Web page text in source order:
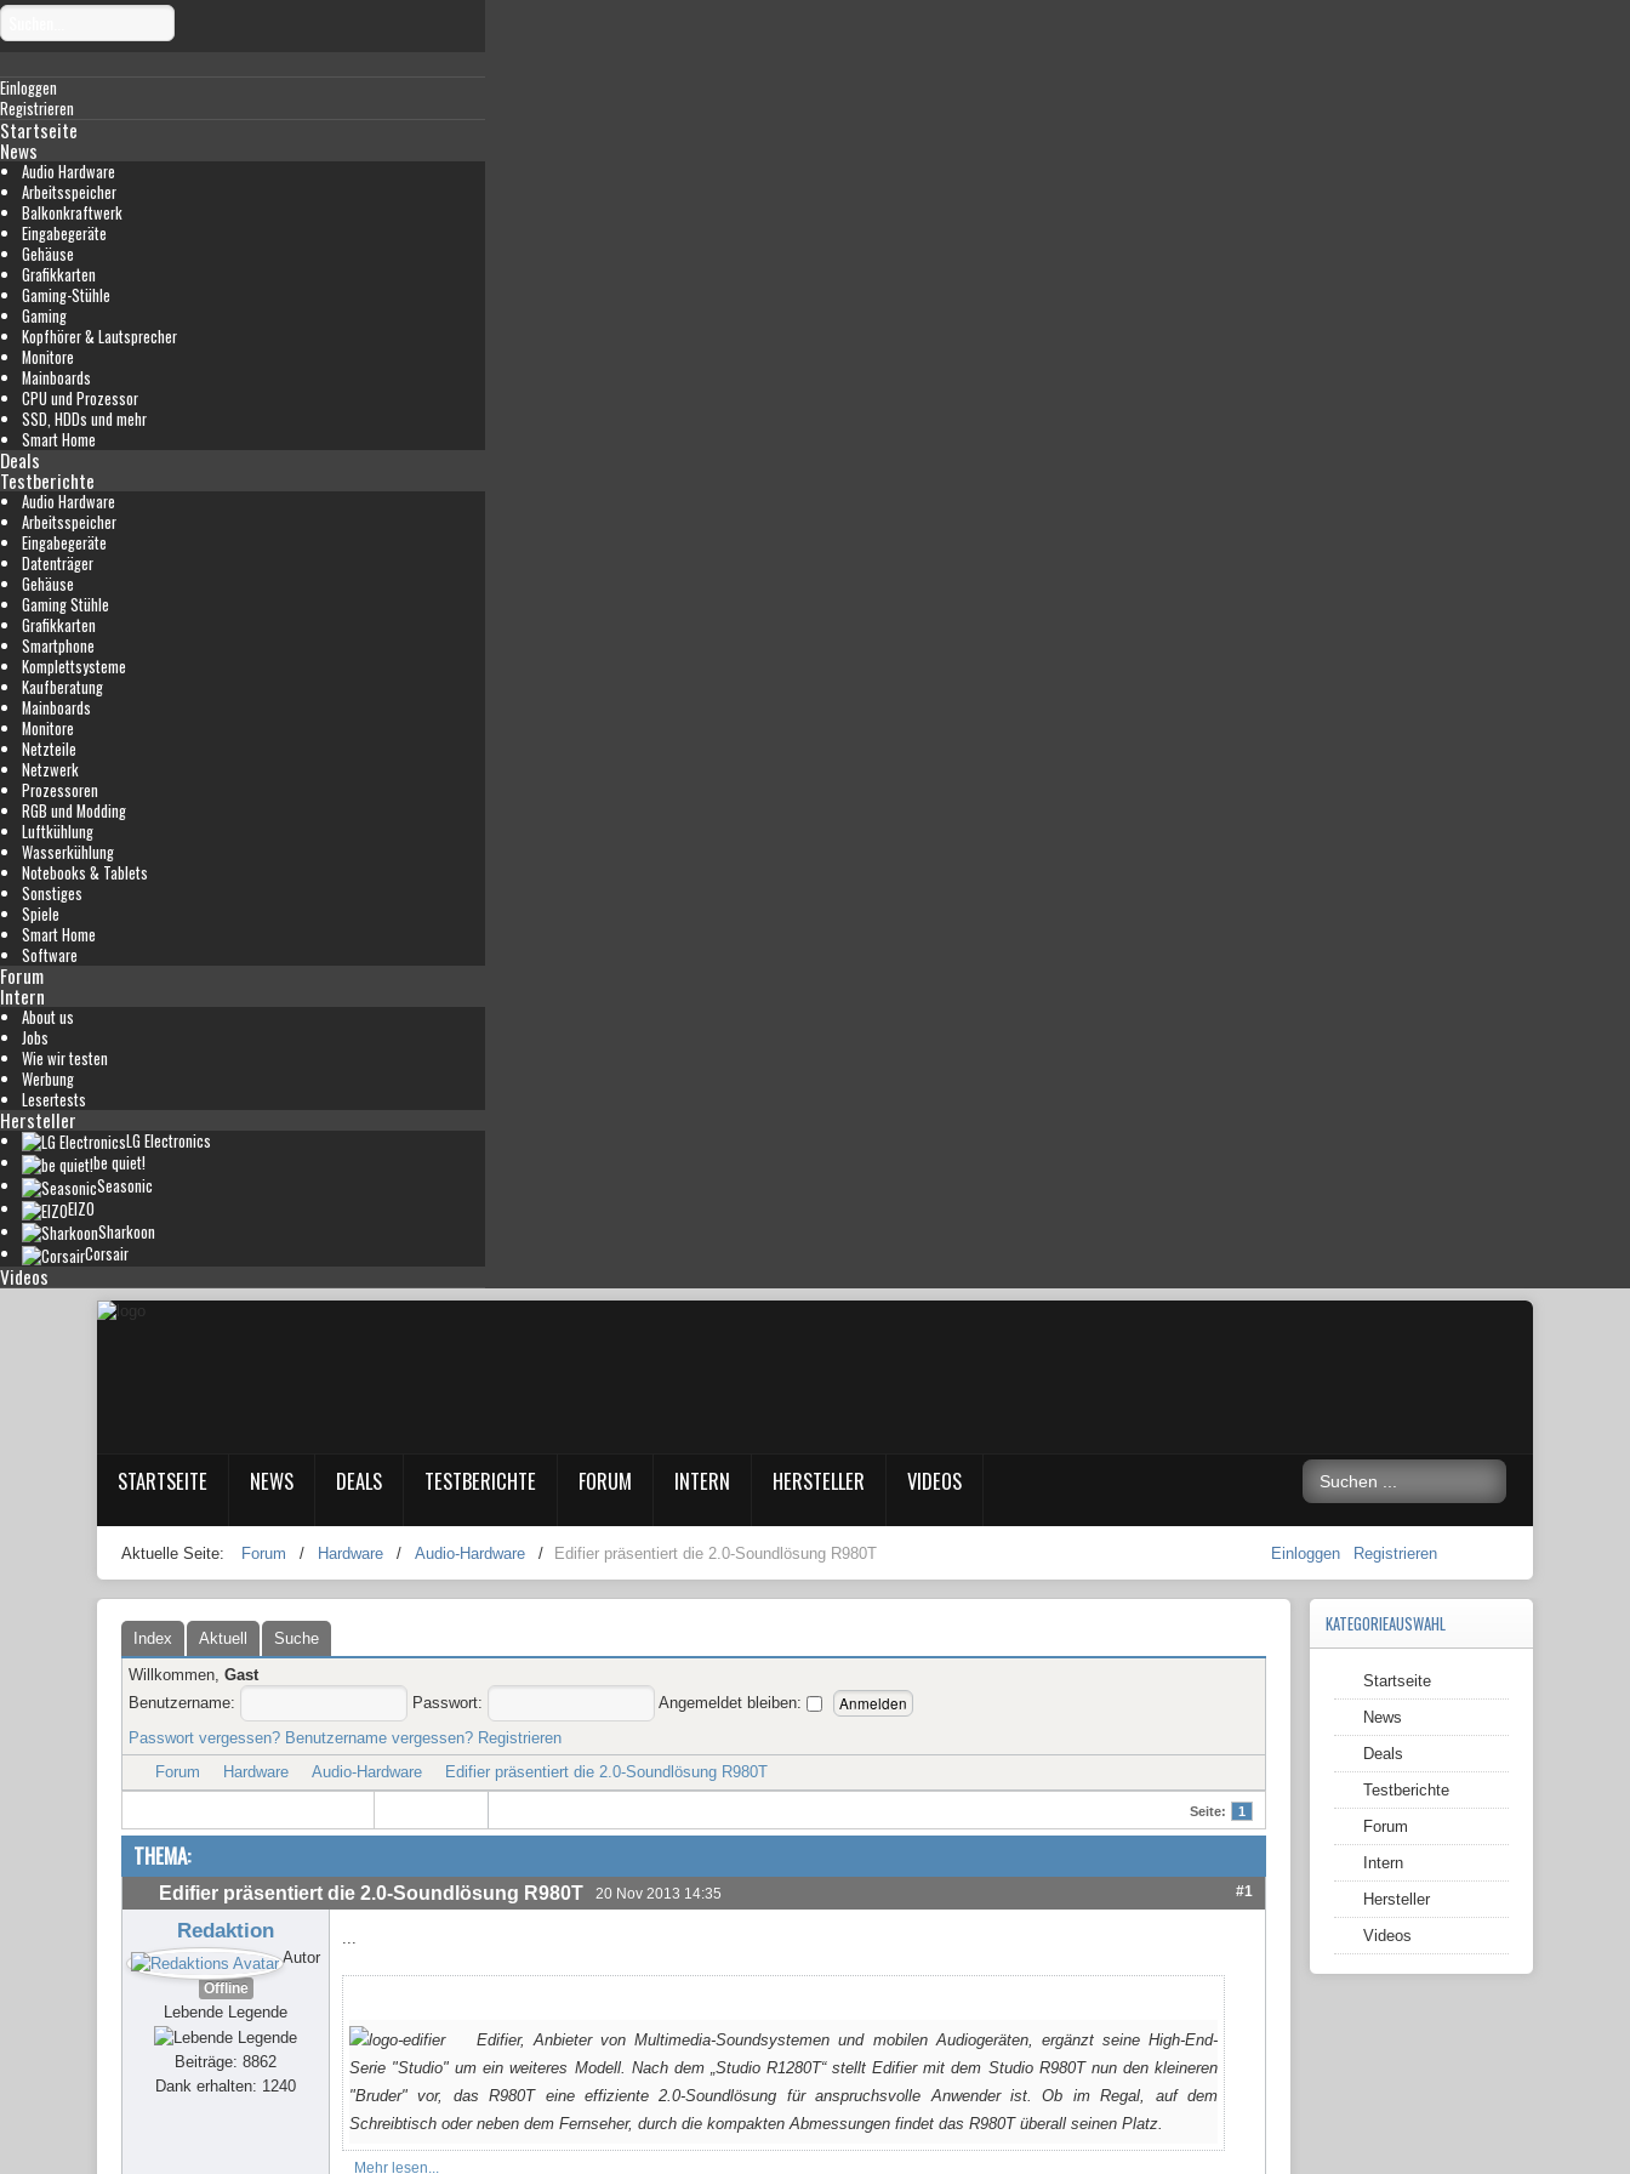
Einloggen
Registrieren
Startseite
News
Audio Hardware
Arbeitsspeicher
Balkonkraftwerk
Eingabegeräte
Gehäuse
Grafikkarten
Gaming-Stühle
Gaming
Kopfhörer & Lautsprecher
Monitore
Mainboards
CPU und Prozessor
SSD, HDDs und mehr
Smart Home
Deals
Testberichte
Audio Hardware
Arbeitsspeicher
Eingabegeräte
Datenträger
Gehäuse
Gaming Stühle
Grafikkarten
Smartphone
Komplettsysteme
Kaufberatung
Mainboards
Monitore
Netzteile
Netzwerk
Prozessoren
RGB und Modding
Luftkühlung
Wasserkühlung
Notebooks & Tablets
Sonstiges
Spiele
Smart Home
Software
Forum
Intern
About us
Jobs
Wie wir testen
Werbung
Lesertests
Hersteller
LG Electronics
be quiet!
Seasonic
EIZO
Sharkoon
Corsair
Videos
STARTSEITE NEWS DEALS TESTBERICHTE FORUM INTERN HERSTELLER VIDEOS
Aktuelle Seite: Forum / Hardware / Audio-Hardware / Edifier präsentiert die 2.0-Soundlösung R980T Einloggen Registrieren
Index Aktuell
Suche
Willkommen, Gast
Benutzername:
Passwort:
Angemeldet bleiben:
Passwort vergessen? Benutzername vergessen? Registrieren
Forum
Hardware Audio-Hardware Edifier präsentiert die 2.0-Soundlösung R980T
Seite: 1
THEMA:
Edifier präsentiert die 2.0-Soundlösung R980T 20 Nov 2013 14:35 #1
Redaktion
Autor
Offline
Lebende Legende
Beiträge: 8862
Dank erhalten: 1240
...
Edifier, Anbieter von Multimedia-Soundsystemen und mobilen Audiogeräten, ergänzt seine High-End-
Serie "Studio" um ein weiteres Modell. Nach dem „Studio R1280T“ stellt Edifier mit dem Studio R980T nun den kleineren
"Bruder" vor, das R980T eine effiziente 2.0-Soundlösung für anspruchsvolle Anwender ist. Ob im Regal, auf dem
Schreibtisch oder neben dem Fernseher, durch die kompakten Abmessungen findet das R980T überall seinen Platz.
Mehr lesen...
KATEGORIEAUSWAHL
Startseite
News
Deals
Testberichte
Forum
Intern
Hersteller
Videos